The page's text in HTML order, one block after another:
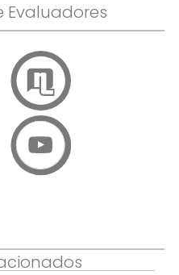
Evaluadores